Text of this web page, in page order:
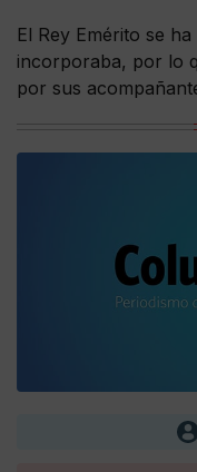
El Rey Emérito se
incorporaba, por lo
por sus